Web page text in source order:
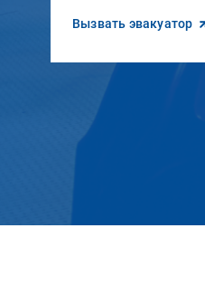
Вызвать эвакуатор